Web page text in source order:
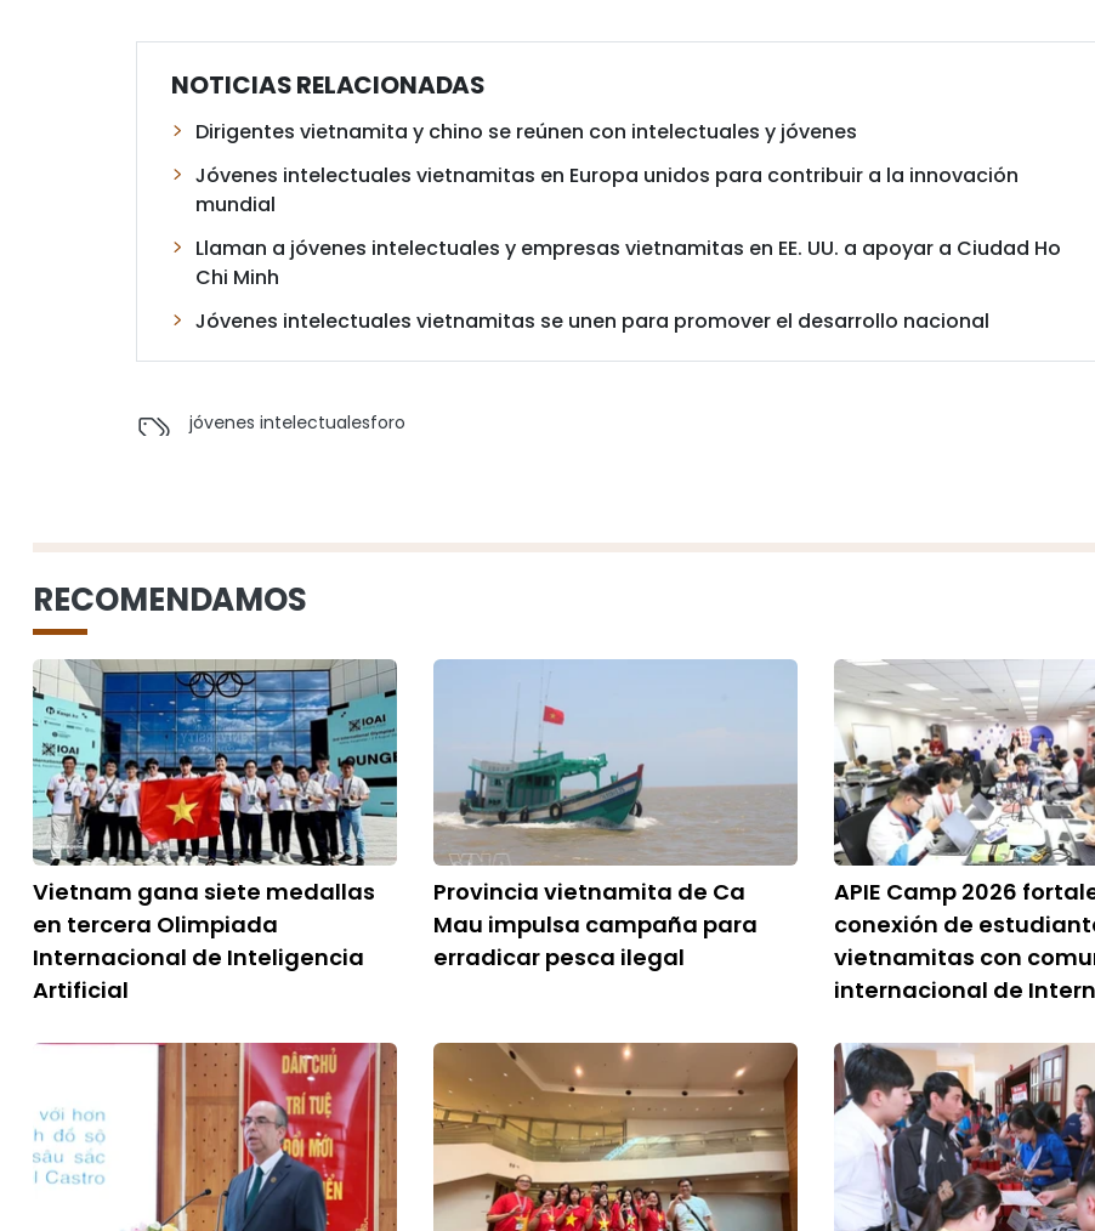
NOTICIAS RELACIONADAS
Dirigentes vietnamita y chino se reúnen con intelectuales y jóvenes
Jóvenes intelectuales vietnamitas en Europa unidos para contribuir a la innovación
mundial
Llaman a jóvenes intelectuales y empresas vietnamitas en EE. UU. a apoyar a Ciudad Ho
Chi Minh
Jóvenes intelectuales vietnamitas se unen para promover el desarrollo nacional
jóvenes intelectualesforo
RECOMENDAMOS
Vietnam gana siete medallas
en tercera Olimpiada
Internacional de Inteligencia
Artificial
Provincia vietnamita de Ca
Mau impulsa campaña para
erradicar pesca ilegal
APIE Camp 2026
conexión de
vietnamitas con
internacional de